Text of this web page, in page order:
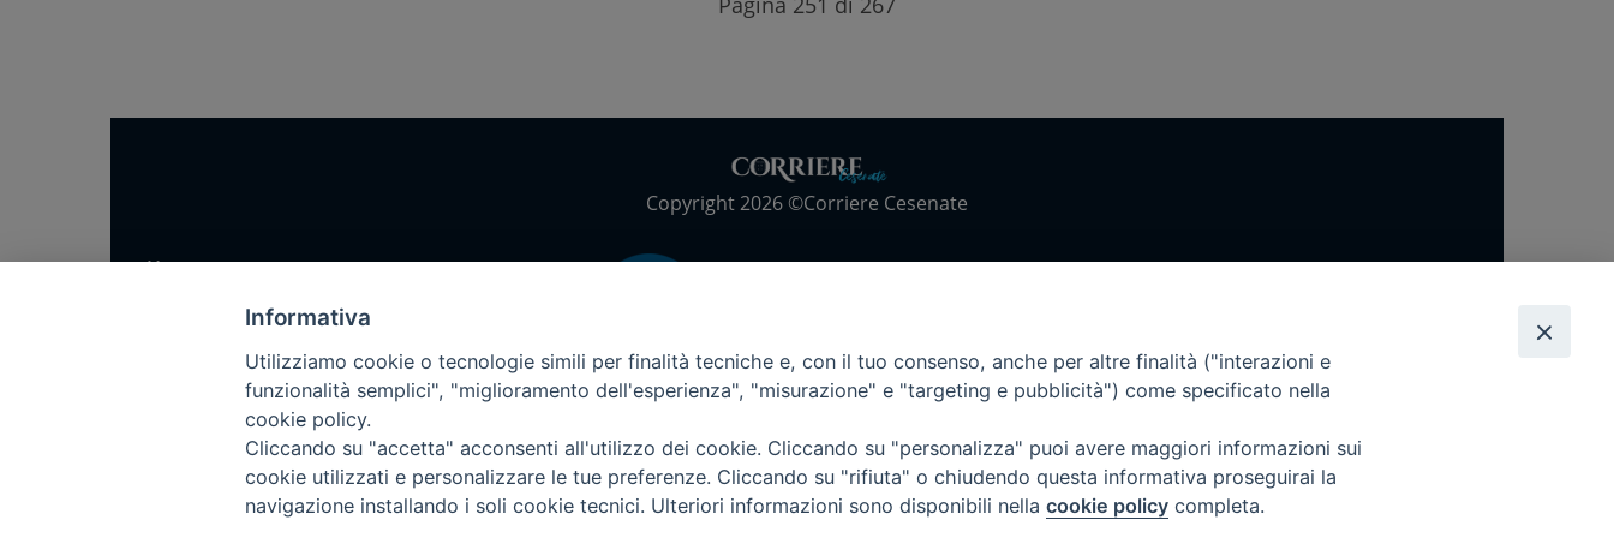
Copyright 2026 ©Corriere Cesenate
Home
Come abbonarsi
Informativa
Utilizziamo cookie o tecnologie simili per finalità tecniche e, con il tuo consenso, anche per altre finalità ("interazioni e
funzionalità semplici", "miglioramento dell'esperienza", "misurazione" e "targeting e pubblicità") come specificato nella
cookie policy.
Cliccando su "accetta" acconsenti all'utilizzo dei cookie. Cliccando su "personalizza" puoi avere maggiori informazioni sui
cookie utilizzati e personalizzare le tue preferenze. Cliccando su "rifiuta" o chiudendo questa informativa proseguirai la
navigazione installando i soli cookie tecnici. Ulteriori informazioni sono disponibili nella cookie policy completa.